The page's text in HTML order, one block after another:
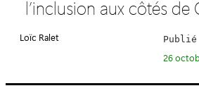
é
i
l’inclusion aux côtés de
Loïc Ralet Publié
26